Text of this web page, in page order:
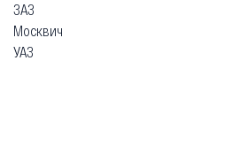
ЗАЗ
Москвич
УАЗ